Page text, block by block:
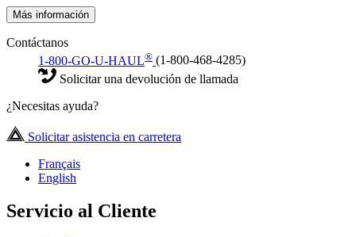
Más información
Contáctanos
1-800-GO-U-HAUL® (1-800-468-4285)
Solicitar una devolución de llamada
¿Necesitas ayuda?
Solicitar asistencia en carretera
Français
English
Servicio al Cliente